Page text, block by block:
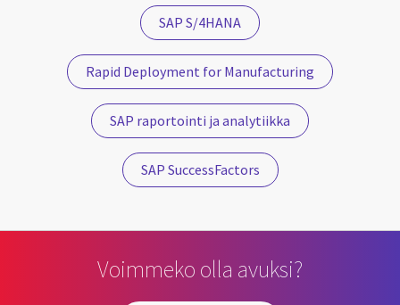
SAP S/4HANA
Rapid Deployment for Manufacturing
SAP raportointi ja analytiikka
SAP SuccessFactors
Voimmeko olla avuksi?